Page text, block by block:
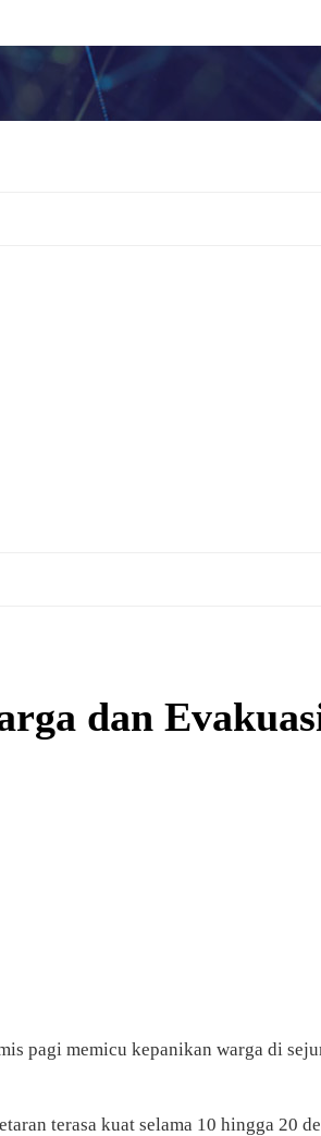
dan
pagi memicu kepanikan warga di
terasa kuat selama 10 hingga 20